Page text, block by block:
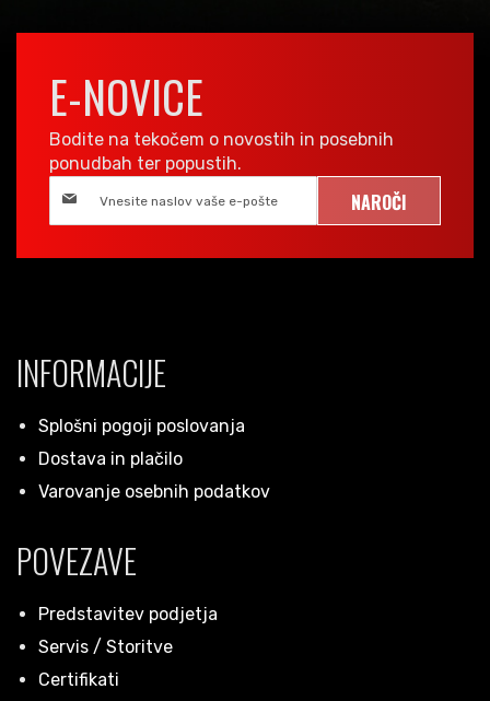
E-NOVICE
Bodite na tekočem o novostih in posebnih
ponudbah ter popustih.
NAROČI
INFORMACIJE
Splošni pogoji poslovanja
Dostava in plačilo
Varovanje osebnih podatkov
POVEZAVE
Predstavitev podjetja
Servis / Storitve
Certifikati